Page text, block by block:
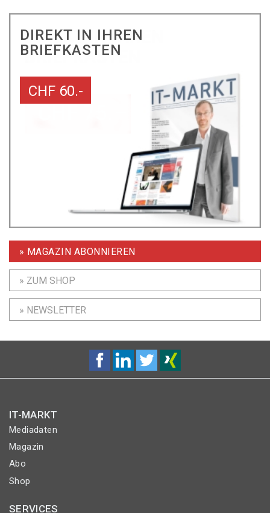
DIREKT IN IHREN
BRIEFKASTEN
CHF 60.-
» MAGAZIN ABONNIEREN
» ZUM SHOP
» NEWSLETTER
IT-MARKT
Mediadaten
Magazin
Abo
Shop
SERVICES